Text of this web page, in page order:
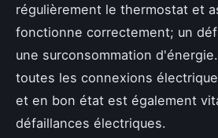
régulièrement le thermostat et
fonctionne correctement; un
une surconsommation
toutes les connexions
et en bon état est également
défaillances électriques.